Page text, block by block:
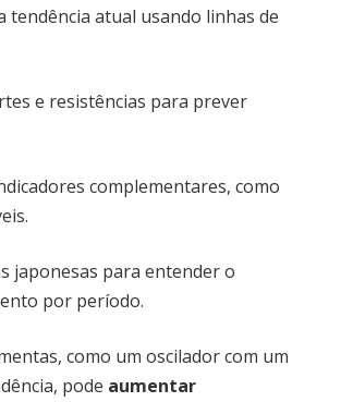
tendência atual usando linhas de
e resistências para prever
complementares, como
japonesas para entender o
por período.
como um oscilador com um
pode aumentar